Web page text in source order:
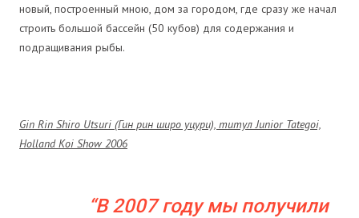
новый, построенный мною, дом за городом, где сразу же начал
строить большой бассейн (50 кубов) для содержания и
подращивания рыбы.
Gin Rin Shiro Utsuri (Гин рин широ уцури), титул Junior Tategoi,
Holland Koi Show 2006
В 2007 году мы получили